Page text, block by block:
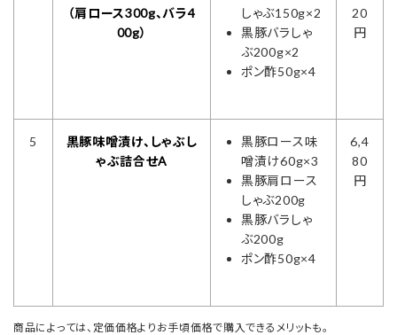
（肩ロース300g、バラ4
00g）
しゃぶ150g×2
黒豚バラしゃ
ぶ200g×2
ポン酢50g×4
20
円
5
黒豚味噌漬け、しゃぶし
ゃぶ詰合せA
黒豚ロース味
噌漬け60g×3
黒豚肩ロース
しゃぶ200g
黒豚バラしゃ
ぶ200g
ポン酢50g×4
6,4
80
円
商品によっては、定価価格よりお手頃価格で購入できるメリットも。